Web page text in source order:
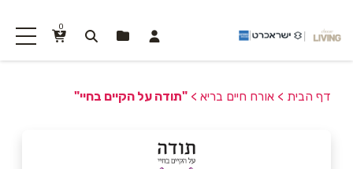
0
דף הבית > אורח חיים בריא > "תודה על הקיים בחיי"